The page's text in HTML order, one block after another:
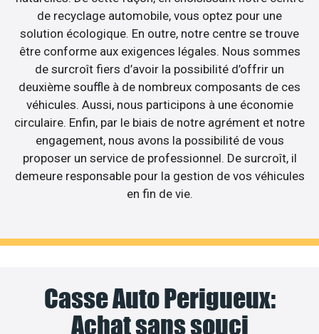
de recyclage automobile, vous optez pour une
solution écologique. En outre, notre centre se trouve
être conforme aux exigences légales. Nous sommes
de surcroît fiers d’avoir la possibilité d’offrir un
deuxième souffle à de nombreux composants de ces
véhicules. Aussi, nous participons à une économie
circulaire. Enfin, par le biais de notre agrément et notre
engagement, nous avons la possibilité de vous
proposer un service de professionnel. De surcroît, il
demeure responsable pour la gestion de vos véhicules
en fin de vie.
Casse Auto Perigueux:
Achat sans souci